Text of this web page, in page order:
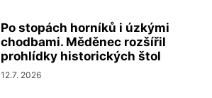
Po stopách horníků i úzkými
chodbami. Měděnec rozšířil
prohlídky historických štol
12.7. 2026